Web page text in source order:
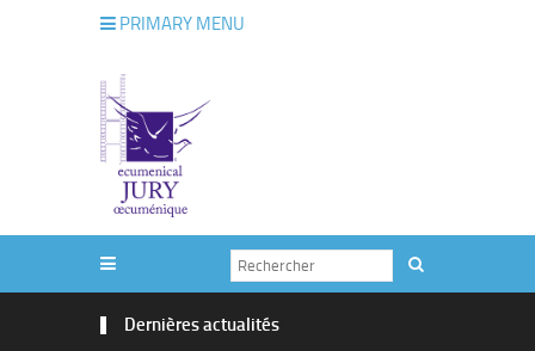
PRIMARY MENU
Dernières actualités